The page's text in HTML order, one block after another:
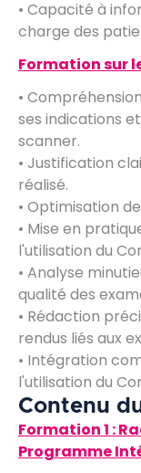
• Capacité à
charge des
Formation sur
•
ses indications
scanner.
• Justification
réalisé.
• Optimisation
• Mise en
l'utilisation du
• Analyse
qualité des
• Rédaction
rendus liés aux
• Intégration
l'utilisation du
Contenu
Formation 1 :
Programme